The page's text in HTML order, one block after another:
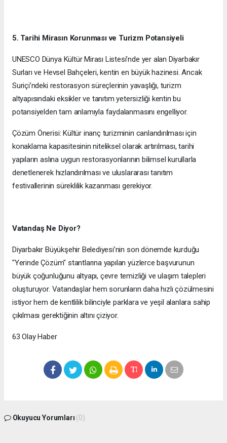
5. Tarihi Mirasın Korunması ve Turizm Potansiyeli
UNESCO Dünya Kültür Mirası Listesi’nde yer alan Diyarbakır
Surları ve Hevsel Bahçeleri, kentin en büyük hazinesi. Ancak
Suriçi’ndeki restorasyon süreçlerinin yavaşlığı, turizm
altyapısındaki eksikler ve tanıtım yetersizliği kentin bu
potansiyelden tam anlamıyla faydalanmasını engelliyor.
Çözüm Önerisi: Kültür inanç turizminin canlandırılması için
konaklama kapasitesinin niteliksel olarak artırılması, tarihi
yapıların aslına uygun restorasyonlarının bilimsel kurullarla
denetlenerek hızlandırılması ve uluslararası tanıtım
festivallerinin süreklilik kazanması gerekiyor.
Vatandaş Ne Diyor?
Diyarbakır Büyükşehir Belediyesi’nin son dönemde kurduğu
"Yerinde Çözüm" stantlarına yapılan yüzlerce başvurunun
büyük çoğunluğunu altyapı, çevre temizliği ve ulaşım talepleri
oluşturuyor. Vatandaşlar hem sorunların daha hızlı çözülmesini
istiyor hem de kentlilik bilinciyle parklara ve yeşil alanlara sahip
çıkılması gerektiğinin altını çiziyor.
63 Olay Haber
Okuyucu Yorumları (0)